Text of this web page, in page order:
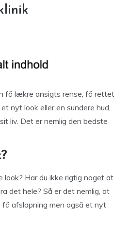
få lækre ansigts rense, få rettet
nyt look eller en sundere hud,
liv. Det er nemlig den bedste
Har du ikke rigtig noget at
det hele? Så er det nemlig, at
få afslapning men også et nyt